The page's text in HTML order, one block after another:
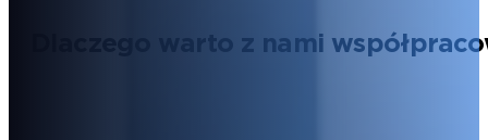
Dlaczego warto z nami